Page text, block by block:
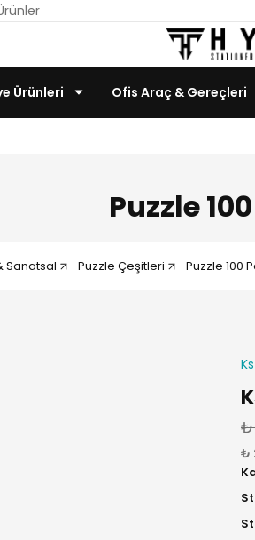
Ürünleri Ofis Araç & Gereçleri
Puzzle
Sanatsal Puzzle Çeşitleri Puzzle 100
₺
₺